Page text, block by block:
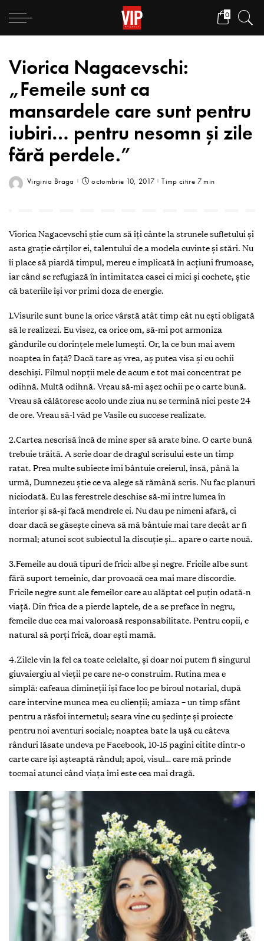
0
Viorica Nagacevschi:
„Femeile sunt ca
mansardele care sunt pentru
iubiri… pentru nesomn și zile
fără perdele.”
Virginia Braga octombrie 10, 2017 Timp citire 7 min
Viorica Nagacevschi ştie cum să îţi cânte la strunele sufletului şi
asta graţie cărţilor ei, talentului de a modela cuvinte şi stări. Nu
îi place să piardă timpul, mereu e implicată în acţiuni frumoase,
iar când se refugiază în intimitatea casei ei mici şi cochete, ştie
că bateriile îşi vor primi doza de energie.
1.Visurile sunt bune la orice vârstă atât timp cât nu ești obligată
să le realizezi. Eu visez, ca orice om, să-mi pot armoniza
gândurile cu dorințele mele lumești. Or, la ce bun mai avem
noaptea în față? Dacă tare aş vrea, aș putea visa și cu ochii
deschiși. Filmul nopții mele de acum e tot mai concentrat pe
odihnă. Multă odihnă. Vreau să-mi așez ochii pe o carte bună.
Vreau să călătoresc acolo unde ziua nu se termină nici peste 24
de ore. Vreau să-l văd pe Vasile cu succese realizate.
2.Cartea nescrisă încă de mine sper să arate bine. O carte bună
trebuie trăită. A scrie doar de dragul scrisului este un timp
ratat. Prea multe subiecte îmi bântuie creierul, însă, până la
urmă, Dumnezeu știe ce va alege să rămână scris. Nu fac planuri
niciodată. Eu las ferestrele deschise să-mi intre lumea în
interior și să-și facă mendrele ei. Nu dau pe nimeni afară, ci
doar dacă se găsește cineva să mă bântuie mai tare decât ar fi
normal; atunci scot subiectul la discuție și… apare o carte nouă.
3.Femeile au două tipuri de frici: albe și negre. Fricile albe sunt
fără suport temeinic, dar provoacă cea mai mare discordie.
Fricile negre sunt ale femeilor care au alăptat cel puțin odată-n
viață. Din frica de a pierde laptele, de a se preface în negru,
femeile duc cea mai valoroasă responsabilitate. Pentru copii, e
natural să porți frică, doar ești mamă.
4.Zilele vin la fel ca toate celelalte, și doar noi putem fi singurul
giuvaiergiu al vieții pe care ne-o construim. Rutina mea e
simplă: cafeaua dimineții își face loc pe biroul notarial, după
care intervine munca mea cu clienții; amiaza – un timp sfânt
pentru a răsfoi internetul; seara vine cu ședințe și proiecte
pentru noi aventuri sociale; noaptea bate la ușă cu câteva
rânduri lăsate undeva pe Facebook, 10-15 pagini citite dintr-o
carte care își așteaptă rândul; apoi, visul… care mă prinde
tocmai atunci când viața îmi este cea mai dragă.